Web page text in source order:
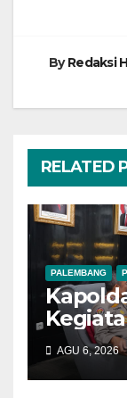
ByRedaksi
RELATED
PALEMBANG
AGU 6, 2026